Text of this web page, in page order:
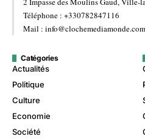
Téléphone : +330782847116
Mail : info@clochemediamonde.com
Catégories
Actualités
Politique
Culture
Economie
Société